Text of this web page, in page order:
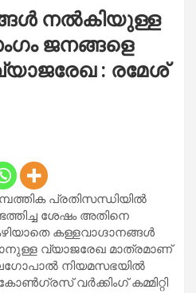
നല്‍കിയുള്ള
ജനങ്ങളെ
: രമേശ്
പ്രതിസന്ധിയില്‍
ശേഷം അതിനെ
കള്ളവാഗ്ദാനങ്ങള്‍
വ്യാജരേഖ മാത്രമാണ്
നിയമസഭയില്‍
വര്‍ക്കിംഗ് കമ്മിറ്റി